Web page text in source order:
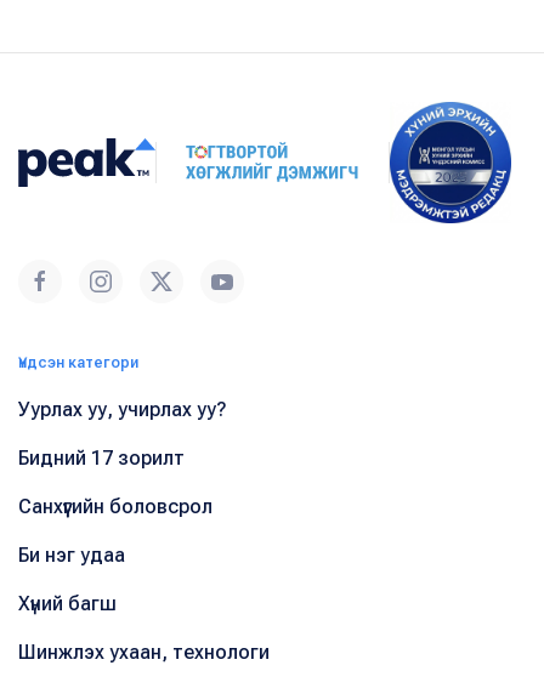
Үндсэн категори
Уурлах уу, учирлах уу?
Бидний 17 зорилт
Санхүүгийн боловсрол
Би нэг удаа
Хүний багш
Шинжлэх ухаан, технологи